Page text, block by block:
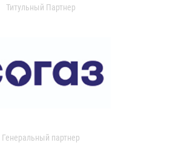
Титульный Партнер
Генеральный партнер